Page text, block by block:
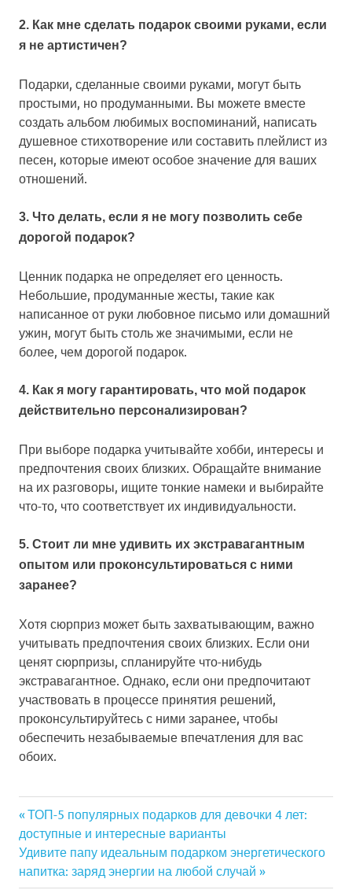
2. Как мне сделать подарок своими руками, если
я не артистичен?
Подарки, сделанные своими руками, могут быть
простыми, но продуманными. Вы можете вместе
создать альбом любимых воспоминаний, написать
душевное стихотворение или составить плейлист из
песен, которые имеют особое значение для ваших
отношений.
3. Что делать, если я не могу позволить себе
дорогой подарок?
Ценник подарка не определяет его ценность.
Небольшие, продуманные жесты, такие как
написанное от руки любовное письмо или домашний
ужин, могут быть столь же значимыми, если не
более, чем дорогой подарок.
4. Как я могу гарантировать, что мой подарок
действительно персонализирован?
При выборе подарка учитывайте хобби, интересы и
предпочтения своих близких. Обращайте внимание
на их разговоры, ищите тонкие намеки и выбирайте
что-то, что соответствует их индивидуальности.
5. Стоит ли мне удивить их экстравагантным
опытом или проконсультироваться с ними
заранее?
Хотя сюрприз может быть захватывающим, важно
учитывать предпочтения своих близких. Если они
ценят сюрпризы, спланируйте что-нибудь
экстравагантное. Однако, если они предпочитают
участвовать в процессе принятия решений,
проконсультируйтесь с ними заранее, чтобы
обеспечить незабываемые впечатления для вас
обоих.
Навигация
по
Previous
Post:
ТОП-5 популярных подарков для девочки 4 лет:
доступные и интересные варианты
Next
Post:
Удивите папу идеальным подарком энергетического
напитка: заряд энергии на любой случай